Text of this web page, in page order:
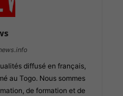
diffusé en français,
au Togo. Nous sommes
de formation et de